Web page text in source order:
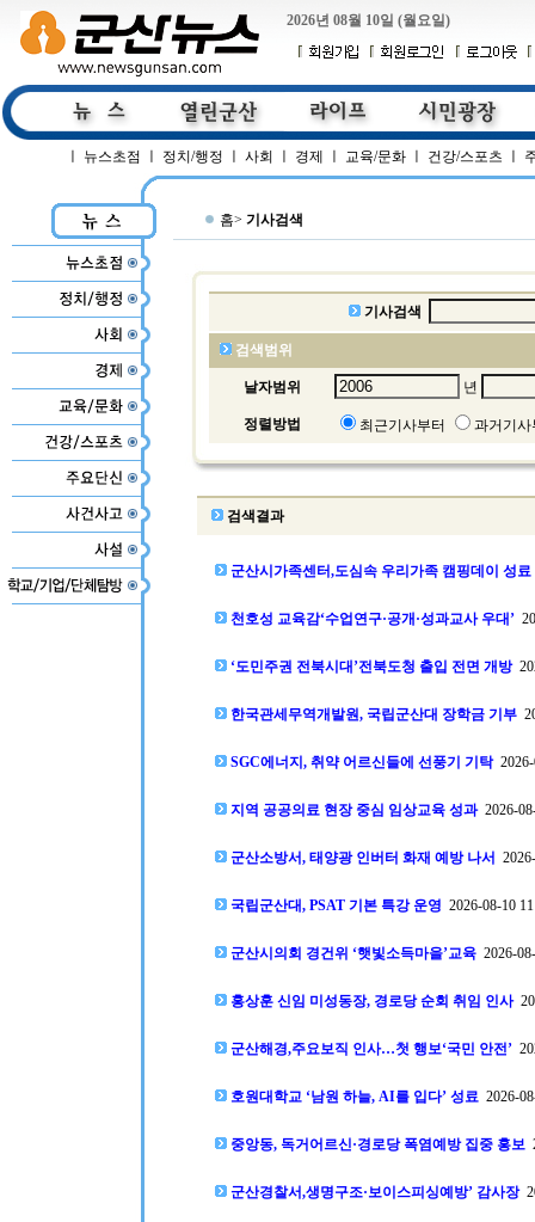
2026년 08월 10일 (월요일)
뉴스초점 정치/행정 사회 경제 교육/문화 건강/스포츠
홈> 기사검색
기사검색
검색범위
날자범위 년
정렬방법 최근기사부터 과거기사
검색결과
군산시가족센터,도심속 우리가족 캠핑데이 성료
천호성 교육감‘수업연구·공개·성과교사 우대’
‘도민주권 전북시대’전북도청 출입 전면 개방
한국관세무역개발원, 국립군산대 장학금 기부
SGC에너지, 취약 어르신들에 선풍기 기탁2026-
지역 공공의료 현장 중심 임상교육 성과2026-
군산소방서, 태양광 인버터 화재 예방 나서
국립군산대, PSAT 기본 특강 운영 2026-08-10
군산시의회 경건위 ‘햇빛소득마을’교육 2026-
홍상훈 신임 미성동장, 경로당 순회 취임 인사
군산해경,주요보직 인사…첫 행보‘국민 안전’
호원대학교 ‘남원 하늘, AI를 입다’ 성료 2026-
중앙동, 독거어르신·경로당 폭염예방 집중 홍보
군산경찰서,생명구조·보이스피싱예방’ 감사장